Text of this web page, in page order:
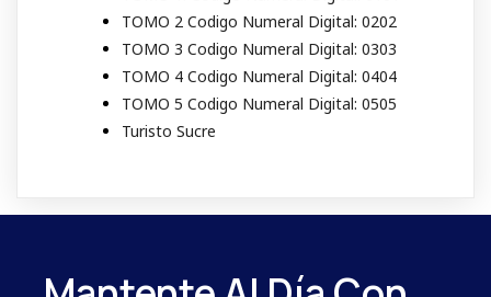
TOMO 2 Codigo Numeral Digital: 0202
TOMO 3 Codigo Numeral Digital: 0303
TOMO 4 Codigo Numeral Digital: 0404
TOMO 5 Codigo Numeral Digital: 0505
Turisto Sucre